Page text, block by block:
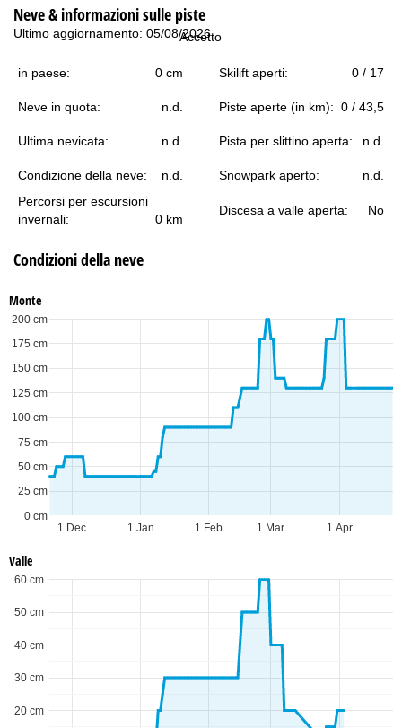
Accetto
e
Neve & informazioni sulle piste
Ultimo aggiornamento: 05/08/2026
in paese: 0 cm Skilift aperti: 0 / 17
Neve in quota: n.d. Piste aperte (in km): 0 / 43,5
Ultima nevicata: n.d. Pista per slittino aperta: n.d.
Condizione della neve: n.d. Snowpark aperto:
n.d.
Percorsi per escursioni
invernali:
0 km
Discesa a valle aperta: No
Condizioni della neve
Monte
1 Dec 1 Jan 1 Feb 1 Mar 1 Apr
0 cm
25 cm
50 cm
75 cm
100 cm
125 cm
150 cm
175 cm
200 cm
Valle
20 cm
30 cm
40 cm
50 cm
60 cm